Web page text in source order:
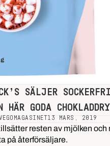
SÄLJER
HÄR GODA
13 MARS, 2019
resten av mjölken
på återförsäljare.